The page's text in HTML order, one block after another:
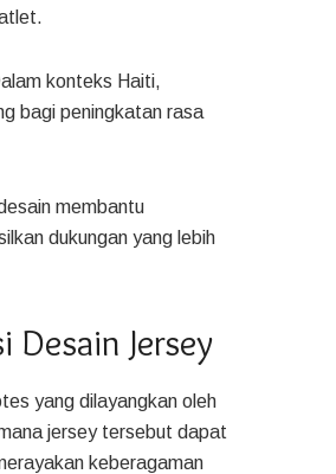
konteks Haiti,
bagi peningkatan rasa
membantu
dukungan yang lebih
Jersey
yang dilayangkan oleh
jersey tersebut dapat
keberagaman